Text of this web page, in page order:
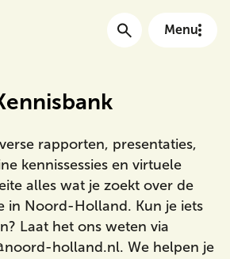
Menu
rapporten, presentaties,
kennissessies en virtuele
alles wat je zoekt over de
in Noord-Holland. Kun je iets
Laat het ons weten via
holland.nl. We helpen je